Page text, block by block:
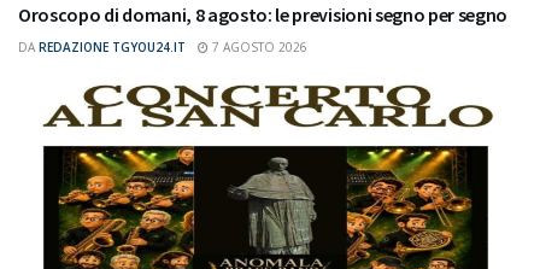
Oroscopo di domani, 8 agosto: le previsioni segno per segno
DA REDAZIONE TGYOU24.IT 7 AGOSTO 2026